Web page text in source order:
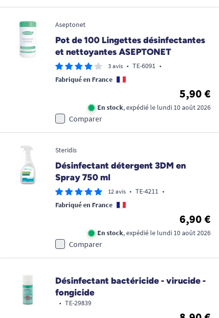
Aseptonet
Pot de 100 Lingettes désinfectantes
et nettoyantes ASEPTONET
3 avis • TE-6091 •
Fabriqué en France
5,90 €
En stock, expédié le lundi 10 août 2026
Comparer
Steridis
Désinfectant détergent 3DM en
Spray 750 ml
12 avis • TE-4211 •
Fabriqué en France
6,90 €
En stock, expédié le lundi 10 août 2026
Comparer
Désinfectant bactéricide - virucide -
fongicide
• TE-29839